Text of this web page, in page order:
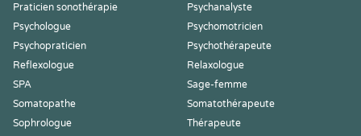
Praticien sonothérapie
Psychanalyste
Psychologue
Psychomotricien
Psychopraticien
Psychothérapeute
Reflexologue
Relaxologue
SPA
Sage-femme
Somatopathe
Somatothérapeute
Sophrologue
Thérapeute